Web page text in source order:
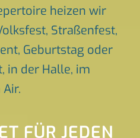
heizen wir
Straßenfest,
Geburtstag oder
in der Halle, im
FÜR JEDEN